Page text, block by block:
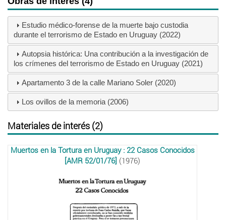
Estudio médico-forense de la muerte bajo custodia
durante el terrorismo de Estado en Uruguay (2022)
Autopsia histórica: Una contribución a la investigación de
los crímenes del terrorismo de Estado en Uruguay (2021)
Apartamento 3 de la calle Mariano Soler (2020)
Los ovillos de la memoria (2006)
Materiales de interés (2)
Muertos en la Tortura en Uruguay : 22 Casos Conocidos
[AMR 52/01/76] (1976)